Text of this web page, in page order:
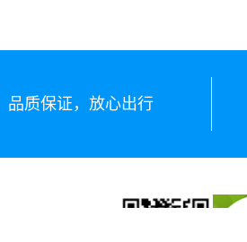
品质保证，放心出行